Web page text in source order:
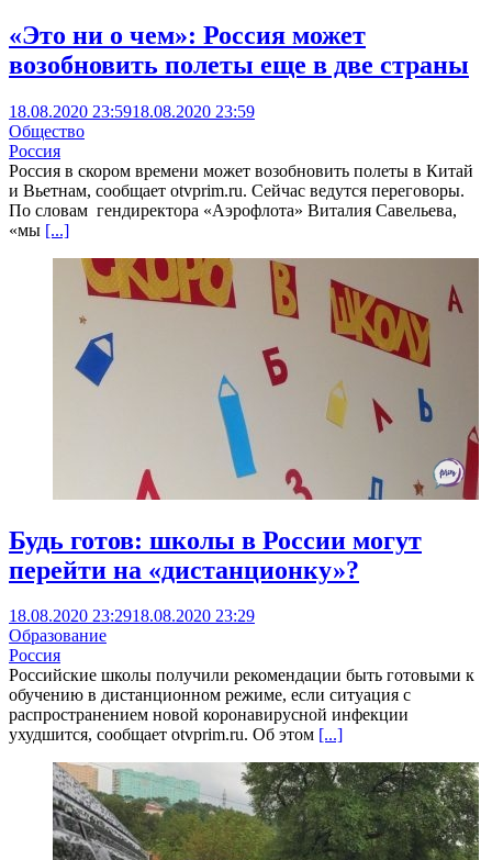
«Это ни о чем»: Россия может
возобновить полеты еще в две страны
18.08.2020 23:5918.08.2020 23:59
Общество
Россия
Россия в скором времени может возобновить полеты в Китай
и Вьетнам, сообщает otvprim.ru. Сейчас ведутся переговоры.
По словам гендиректора «Аэрофлота» Виталия Савельева,
«мы [...]
Будь готов: школы в России могут
перейти на «дистанционку»?
18.08.2020 23:2918.08.2020 23:29
Образование
Россия
Российские школы получили рекомендации быть готовыми к
обучению в дистанционном режиме, если ситуация с
распространением новой коронавирусной инфекции
ухудшится, сообщает otvprim.ru. Об этом [...]